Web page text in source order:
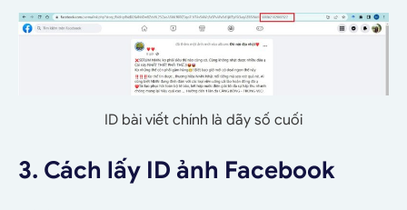
ID bài viết chính là dãy số cuối
3. Cách lấy ID ảnh Facebook